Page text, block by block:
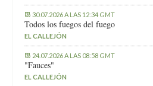
30.07.2026 A LAS 12:34 GMT
Todos los fuegos del fuego
EL CALLEJÓN
24.07.2026 A LAS 08:58 GMT
"Fauces"
EL CALLEJÓN